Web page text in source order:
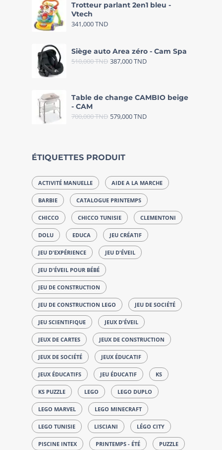
Trotteur parlant 2en1 bleu -
Vtech
341,000TND
Siège auto Area zéro - Cam Spa
510,000TND 387,000TND
Table de change CAMBIO beige
- CAM
700,000TND 579,000TND
ÉTIQUETTES PRODUIT
ACTIVITÉ MANUELLE AIDE A LA MARCHE
BARBIE CATALOGUE PRINTEMPS
CHICCO CHICCO TUNISIE CLEMENTONI
DOLU EDUCA JEU CRÉATIF
JEU D'EXPÉRIENCE JEU D'ÉVEIL
JEU D'ÉVEIL POUR BÉBÉ
JEU DE CONSTRUCTION
JEU DE CONSTRUCTION LEGO JEU DE SOCIÉTÉ
JEU SCIENTIFIQUE JEUX D'ÉVEIL
JEUX DE CARTES JEUX DE CONSTRUCTION
JEUX DE SOCIÉTÉ JEUX ÉDUCATIF
JEUX ÉDUCATIFS JEU ÉDUCATIF KS
KS PUZZLE LEGO LEGO DUPLO
LEGO MARVEL LEGO MINECRAFT
LEGO TUNISIE LISCIANI LÉGO CITY
PISCINE INTEX PRINTEMPS - ÉTÉ PUZZLE